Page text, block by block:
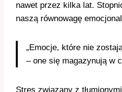
nawet przez kilka lat.
naszą równowagę
„Emocje, które nie
– one się magazynują w
Stres związany z